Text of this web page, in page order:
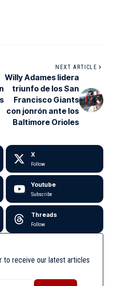
NEXT ARTICLE
Willy Adames lidera
triunfo de los San
Francisco Giants
con jonrón ante los
Baltimore Orioles
X
Follow
Youtube
Subscribe
Threads
Follow
to receive our latest articles